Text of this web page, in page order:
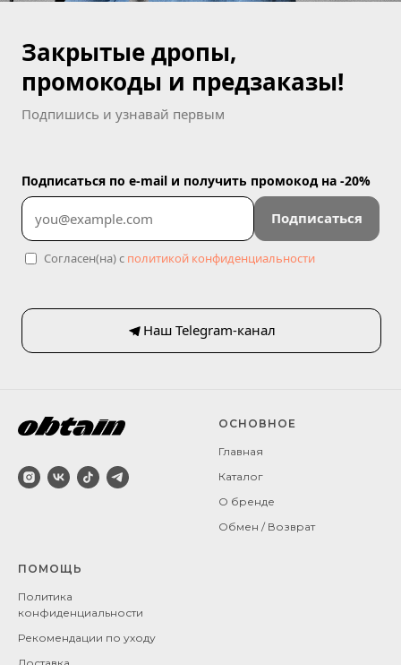
Закрытые дропы,
промокоды и предзаказы!
Подпишись и узнавай первым
Подписаться по e-mail и получить промокод на -20%
Подписаться
Согласен(на) с политикой конфиденциальности
Наш Telegram-канал
ОСНОВНОЕ
Главная
Каталог
О бренде
Обмен / Возврат
ПОМОЩЬ
Политика
конфиденциальности
Рекомендации по уходу